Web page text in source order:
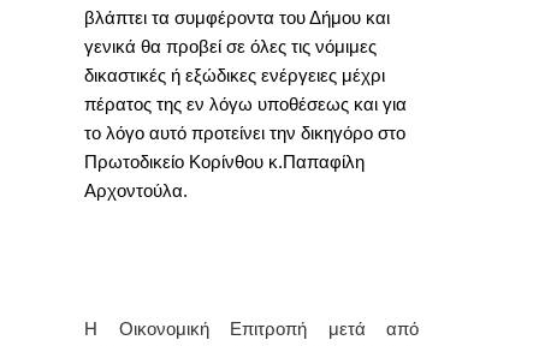
βλάπτει τα συμφέροντα του Δήμου και
γενικά θα προβεί σε όλες τις νόμιμες
δικαστικές ή εξώδικες ενέργειες μέχρι
πέρατος της εν λόγω υποθέσεως και για
το λόγο αυτό προτείνει την δικηγόρο στο
Πρωτοδικείο Κορίνθου κ.Παπαφίλη
Αρχοντούλα.
Η Οικονομική Επιτροπή μετά από